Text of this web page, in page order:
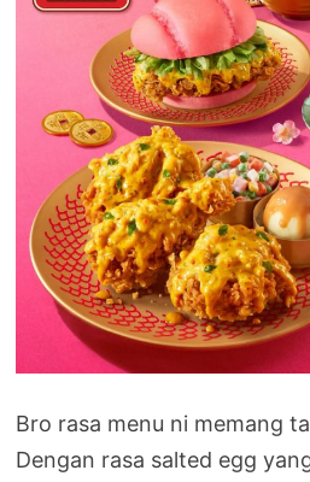
Bro rasa menu ni memang
Dengan rasa salted egg